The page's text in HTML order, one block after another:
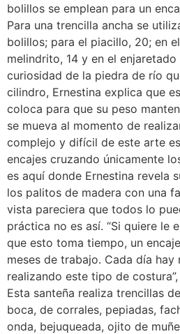
bolillos se emplean para un
Para una trencilla ancha se
bolillos; para el piacillo, 20; en
melindrito, 14 y en el enjaretado
curiosidad de la piedra de río
cilindro, Ernestina explica que
coloca para que su peso
se mueva al momento de
complejo y difícil de este arte
encajes cruzando únicamente
es aquí donde Ernestina revela
los palitos de madera con una
vista pareciera que todos lo
práctica no es así. “Si quiere le
que esto toma tiempo, un
meses de trabajo. Cada día hay
realizando este tipo de
Esta santeña realiza trencillas
boca, de corrales, pepiadas,
onda, bejuqueada, ojito de